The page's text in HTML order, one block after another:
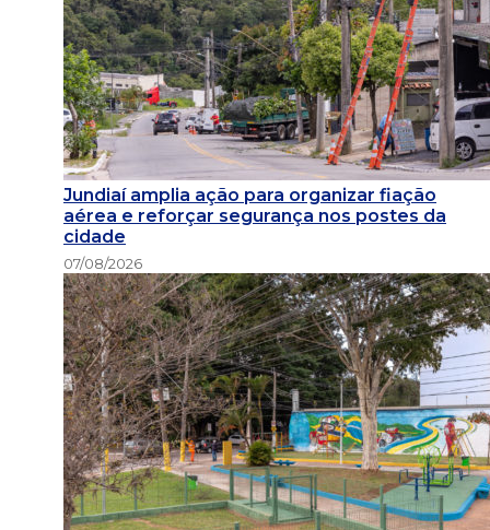
Jundiaí amplia ação para organizar fiação
aérea e reforçar segurança nos postes da
cidade
07/08/2026